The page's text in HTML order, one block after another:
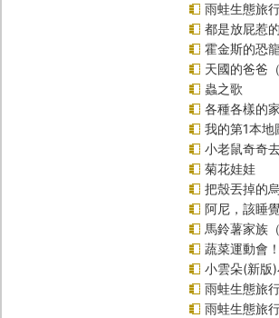
雨蛙生態旅
都是放屁惹
霍金斯的恐
天國的爸爸
蟲之歌
各種各樣的
我的第1本
小老鼠奇奇
菊花娃娃
把殼丟掉的
阿尼，該睡
馬鈴薯家族
蔬菜運動會
小雲朵(新版
雨蛙生態旅
雨蛙生態旅